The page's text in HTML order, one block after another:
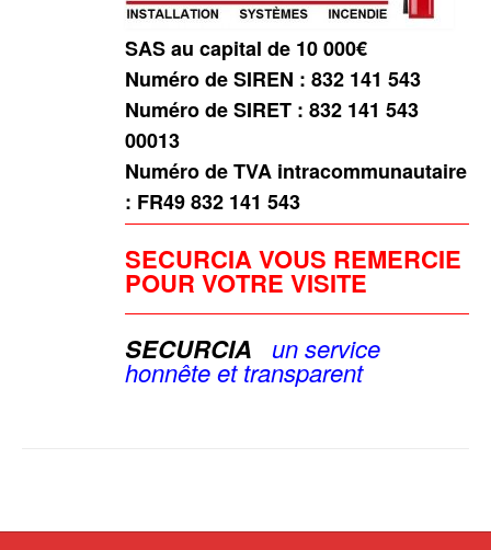
SAS au capital de 10 000€
Numéro de SIREN : 832 141 543
Numéro de SIRET : 832 141 543
00013
Numéro de TVA intracommunautaire
: FR49 832 141 543
SECURCIA VOUS REMERCIE
POUR VOTRE VISITE
SECURCIA
un service
honnête ettransparent